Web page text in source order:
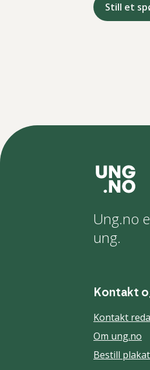
Still et
Ung.no
ung.
Kontakt
Kontakt
Om ung.no
Bestill